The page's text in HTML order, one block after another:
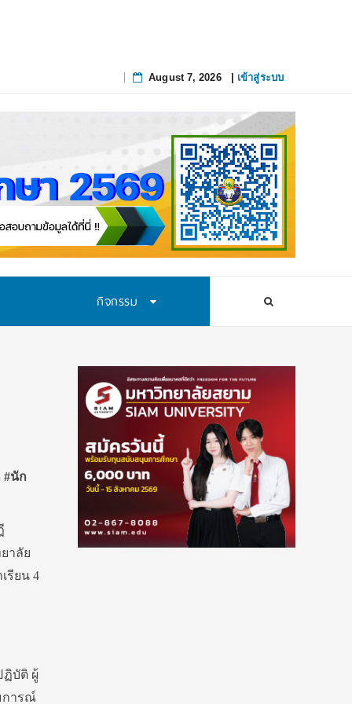
August 7, 2026| เข้าสู่ระบบ
กิจกรรม
#นัก
ยาลัย
รียน 4
บัติ ผู้
การณ์